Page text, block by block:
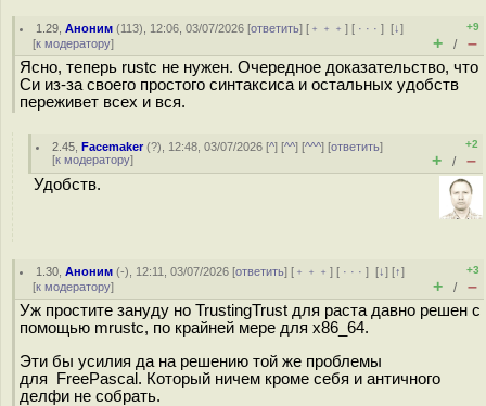
1.29 ,Аноним (113), 12:06, 03/07/2026 [ответить] [ ﹢﹢﹢] [ · · ·][↓]
[к модератору]
+9
+ / –
Ясно, теперь rustc не нужен. Очередное доказательство, что
Си из-за своего простого синтаксиса и остальных удобств
переживет всех и вся.
2.45 ,Facemaker(?), 12:48, 03/07/2026 [^] [^^] [^^^] [ответить]
[к модератору]
+2
+ / –
Удобств.
1.30 ,Аноним (-), 12:11, 03/07/2026 [ответить] [ ﹢﹢﹢] [ · · ·][↓] [↑]
[к модератору]
+3
+ / –
Уж простите зануду но TrustingTrust для раста давно решен с
помощью mrustc, по крайней мере для x86_64.
Эти бы усилия да на решению той же проблемы
для FreePascal. Который ничем кроме себя и античного
делфи не собрать.